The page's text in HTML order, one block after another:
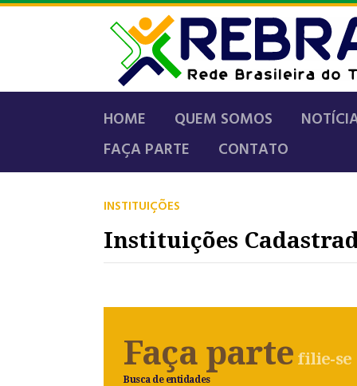
HOME QUEM SOMOS
FAÇA PARTE
CONTATO
INSTITUIÇÕES
Instituições
Faça parte filie-se
Busca de entidades